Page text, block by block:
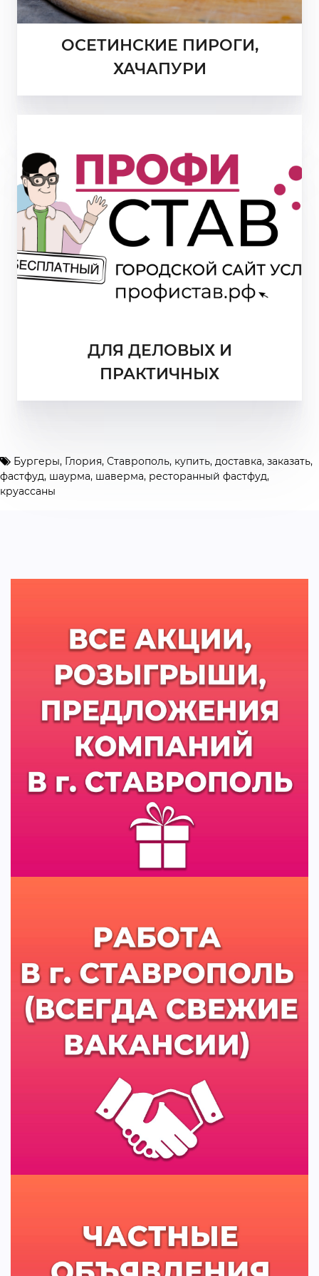
ОСЕТИНСКИЕ ПИРОГИ,
ХАЧАПУРИ
ДЛЯ ДЕЛОВЫХ И
ПРАКТИЧНЫХ
Бургеры, Глория, Ставрополь, купить, доставка, заказать,
фастфуд, шаурма, шаверма, ресторанный фастфуд,
круассаны